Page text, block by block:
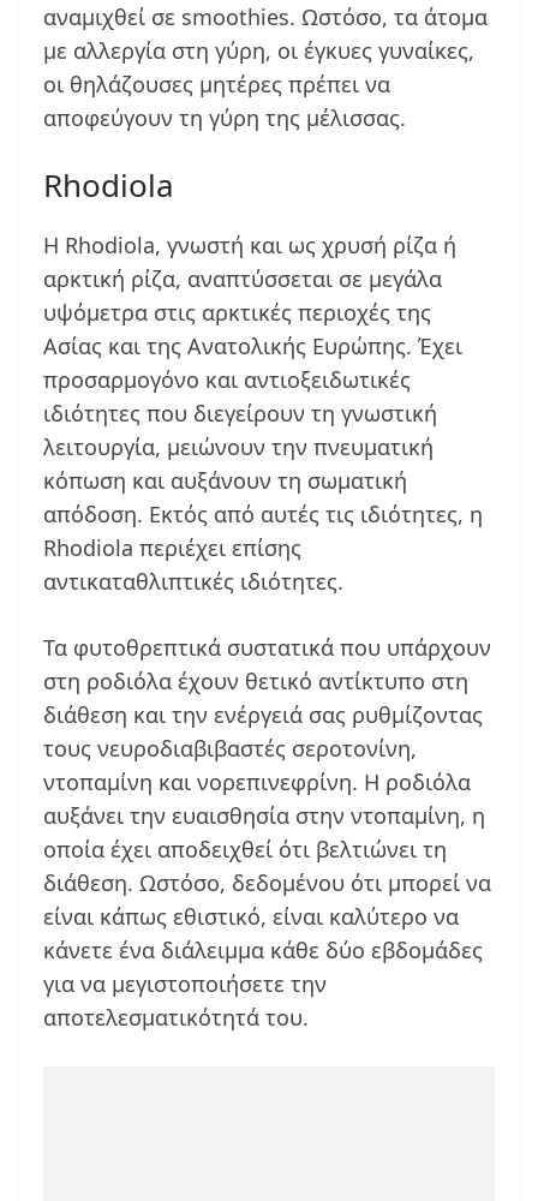
αναμιχθεί σε smoothies. Ωστόσο, τα άτομα
με αλλεργία στη γύρη, οι έγκυες γυναίκες,
οι θηλάζουσες μητέρες πρέπει να
αποφεύγουν τη γύρη της μέλισσας.
Rhodiola
Η Rhodiola, γνωστή και ως χρυσή ρίζα ή
αρκτική ρίζα, αναπτύσσεται σε μεγάλα
υψόμετρα στις αρκτικές περιοχές της
Ασίας και της Ανατολικής Ευρώπης. Έχει
προσαρμογόνο και αντιοξειδωτικές
ιδιότητες που διεγείρουν τη γνωστική
λειτουργία, μειώνουν την πνευματική
κόπωση και αυξάνουν τη σωματική
απόδοση. Εκτός από αυτές τις ιδιότητες, η
Rhodiola περιέχει επίσης
αντικαταθλιπτικές ιδιότητες.
Τα φυτοθρεπτικά συστατικά που υπάρχουν
στη ροδιόλα έχουν θετικό αντίκτυπο στη
διάθεση και την ενέργειά σας ρυθμίζοντας
τους νευροδιαβιβαστές σεροτονίνη,
ντοπαμίνη και νορεπινεφρίνη. Η ροδιόλα
αυξάνει την ευαισθησία στην ντοπαμίνη, η
οποία έχει αποδειχθεί ότι βελτιώνει τη
διάθεση. Ωστόσο, δεδομένου ότι μπορεί να
είναι κάπως εθιστικό, είναι καλύτερο να
κάνετε ένα διάλειμμα κάθε δύο εβδομάδες
για να μεγιστοποιήσετε την
αποτελεσματικότητά του.